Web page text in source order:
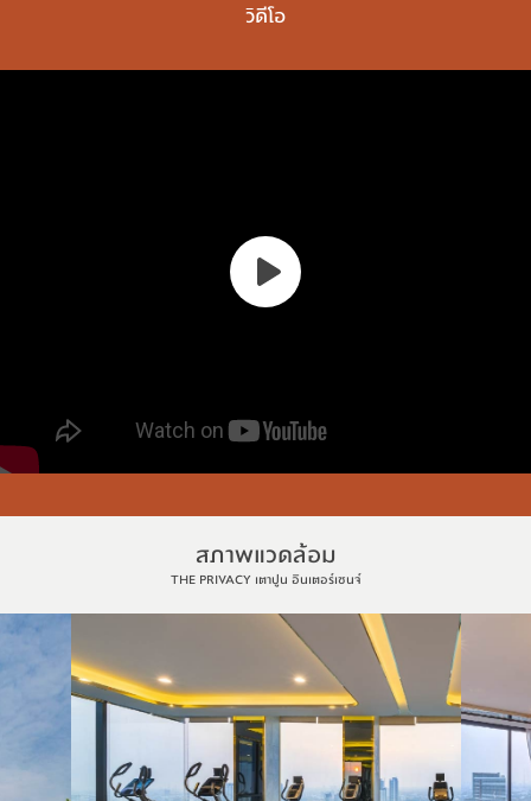
วิดีโอ
สภาพแวดล้อม
THE PRIVACY เตาปูน อินเตอร์เชนจ์